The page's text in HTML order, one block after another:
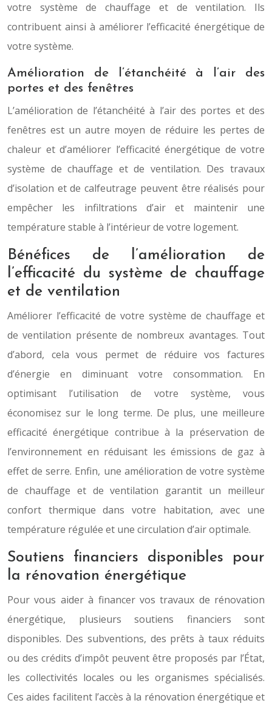
votre système de chauffage et de ventilation. Ils
contribuent ainsi à améliorer l’efficacité énergétique de
votre système.
Amélioration de l’étanchéité à l’air des
portes et des fenêtres
L’amélioration de l’étanchéité à l’air des portes et des
fenêtres est un autre moyen de réduire les pertes de
chaleur et d’améliorer l’efficacité énergétique de votre
système de chauffage et de ventilation. Des travaux
d’isolation et de calfeutrage peuvent être réalisés pour
empêcher les infiltrations d’air et maintenir une
température stable à l’intérieur de votre logement.
Bénéfices de l’amélioration de
l’efficacité du système de chauffage
et de ventilation
Améliorer l’efficacité de votre système de chauffage et
de ventilation présente de nombreux avantages. Tout
d’abord, cela vous permet de réduire vos factures
d’énergie en diminuant votre consommation. En
optimisant l’utilisation de votre système, vous
économisez sur le long terme. De plus, une meilleure
efficacité énergétique contribue à la préservation de
l’environnement en réduisant les émissions de gaz à
effet de serre. Enfin, une amélioration de votre système
de chauffage et de ventilation garantit un meilleur
confort thermique dans votre habitation, avec une
température régulée et une circulation d’air optimale.
Soutiens financiers disponibles pour
la rénovation énergétique
Pour vous aider à financer vos travaux de rénovation
énergétique, plusieurs soutiens financiers sont
disponibles. Des subventions, des prêts à taux réduits
ou des crédits d’impôt peuvent être proposés par l’État,
les collectivités locales ou les organismes spécialisés.
Ces aides facilitent l’accès à la rénovation énergétique et